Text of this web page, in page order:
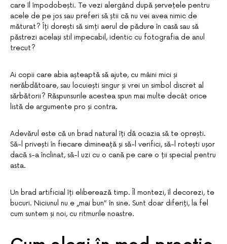
care îl împodobești. Te vezi alergând după șervețele pentru
acele de pe jos sau preferi să știi că nu vei avea nimic de
măturat? Îți dorești să simți aerul de pădure în casă sau să
păstrezi același stil impecabil, identic cu fotografia de anul
trecut?
Ai copii care abia așteaptă să ajute, cu mâini mici și
nerăbdătoare, sau locuiești singur și vrei un simbol discret al
sărbătorii? Răspunsurile acestea spun mai multe decât orice
listă de argumente pro și contra.
Adevărul este că un brad natural îți dă ocazia să te oprești.
Să-l privești în fiecare dimineață și să-l verifici, să-l rotești ușor
dacă s-a înclinat, să-l uzi cu o cană pe care o ții special pentru
asta.
Un brad artificial îți eliberează timp. Îl montezi, îl decorezi, te
bucuri. Niciunul nu e „mai bun” în sine. Sunt doar diferiți, la fel
cum suntem și noi, cu ritmurile noastre.